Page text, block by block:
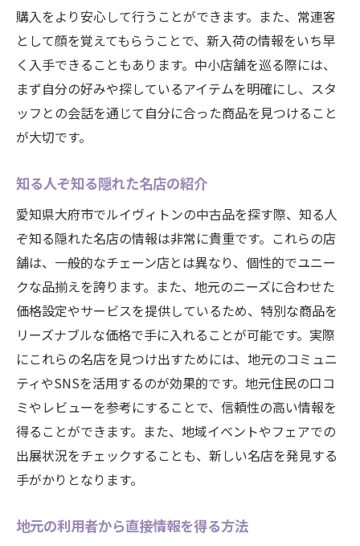
購入をより安心して行うことができます。また、常連客
として顔を覚えてもらうことで、新入荷の情報をいち早
く入手できることもあります。中小店舗を巡る際には、
まず自分の好みや探しているアイテムを明確にし、スタ
ッフとの会話を通じて自分に合った商品を見つけること
が大切です。
知る人ぞ知る隠れた名店の紹介
愛知県大府市でルイヴィトンの中古品を探す際、知る人
ぞ知る隠れた名店の情報は非常に貴重です。これらの店
舗は、一般的なチェーン店とは異なり、個性的でユニー
クな品揃えを誇ります。また、地元のニーズに合わせた
価格設定やサービスを提供しているため、特別な商品を
リーズナブルな価格で手に入れることが可能です。実際
にこれらの名店を見つけ出すためには、地元のコミュニ
ティやSNSを活用するのが効果的です。地元住民の口コ
ミやレビューを参考にすることで、信頼性の高い情報を
得ることができます。また、地域イベントやフェアでの
出展状況をチェックすることも、新しい名店を発見する
手がかりとなります。
地元の利用者から直接情報を得る方法